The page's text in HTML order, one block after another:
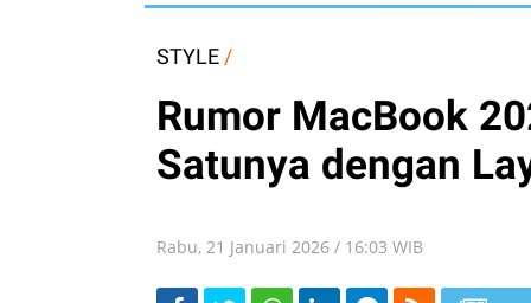
STYLE /
Rumor MacBook
Satunya dengan
Rabu, 21 Januari 2026 / 16:03 WIB